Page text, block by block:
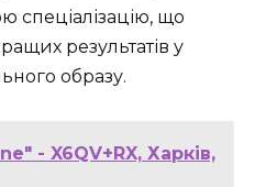
спеціалізацію, що
результатів у
образу.
- X6QV+RX, Харків,